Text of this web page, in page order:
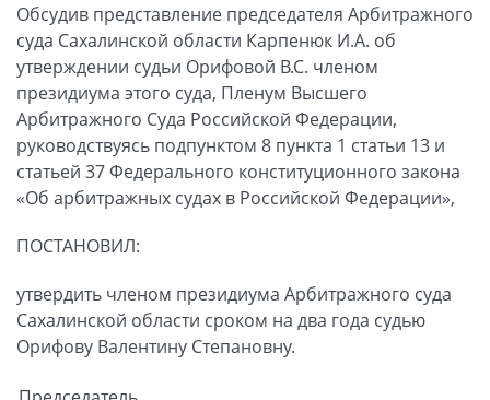
Обсудив представление председателя Арбитражного
суда Сахалинской области Карпенюк И.А. об
утверждении судьи Орифовой B.C. членом
президиума этого суда, Пленум Высшего
Арбитражного Суда Российской Федерации,
руководствуясь подпунктом 8 пункта 1 статьи 13 и
статьей 37 Федерального конституционного закона
«Об арбитражных судах в Российской Федерации»,
ПОСТАНОВИЛ:
утвердить членом президиума Арбитражного суда
Сахалинской области сроком на два года судью
Орифову Валентину Степановну.